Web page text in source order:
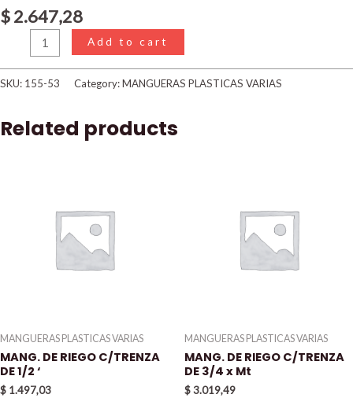
$2.647,28
Add to cart
SKU: 155-53 Category:MANGUERAS PLASTICAS VARIAS
Related products
MANGUERAS PLASTICAS VARIAS
MANG. DE RIEGO C/TRENZA
DE 1/2 ‘
$ 1.497,03
MANGUERAS PLASTICAS VARIAS
MANG. DE RIEGO C/TRENZA
DE 3/4 x Mt
$3.019,49